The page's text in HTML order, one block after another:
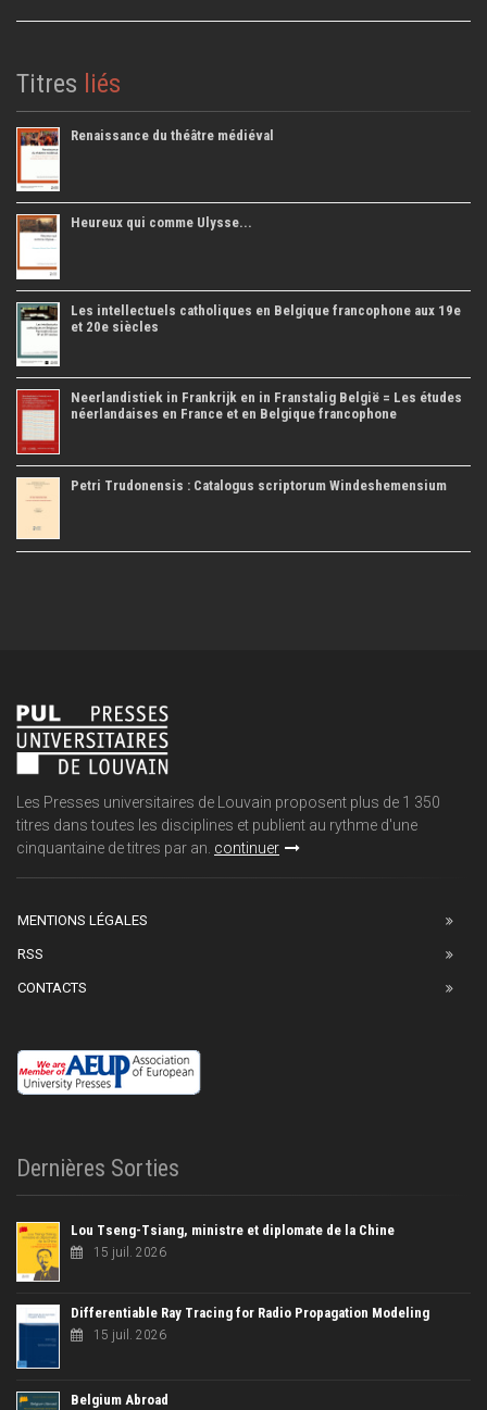
Titres liés
Renaissance du théâtre médiéval
Heureux qui comme Ulysse...
Les intellectuels catholiques en Belgique francophone aux 19e
et 20e siècles
Neerlandistiek in Frankrijk en in Franstalig België = Les études
néerlandaises en France et en Belgique francophone
Petri Trudonensis : Catalogus scriptorum Windeshemensium
Les Presses universitaires de Louvain proposent plus de 1 350
titres dans toutes les disciplines et publient au rythme d'une
cinquantaine de titres par an. continuer
MENTIONS LÉGALES
RSS
CONTACTS
Dernières Sorties
Lou Tseng-Tsiang, ministre et diplomate de la Chine
15 juil. 2026
Differentiable Ray Tracing for Radio Propagation Modeling
15 juil. 2026
Belgium Abroad